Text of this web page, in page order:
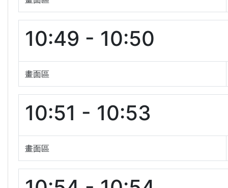
10:49 - 10:50
畫面區
10:51 - 10:53
畫面區